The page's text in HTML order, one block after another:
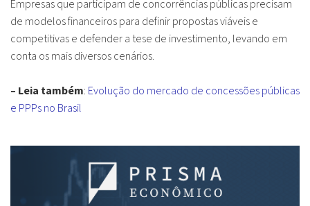
Empresas que participam de concorrências públicas precisam
de modelos financeiros para definir propostas viáveis e
competitivas e defender a tese de investimento, levando em
conta os mais diversos cenários.
– Leia também: Evolução do mercado de concessões públicas
e PPPs no Brasil